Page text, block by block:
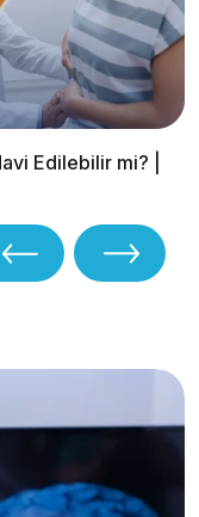
Edilebilir mi? |